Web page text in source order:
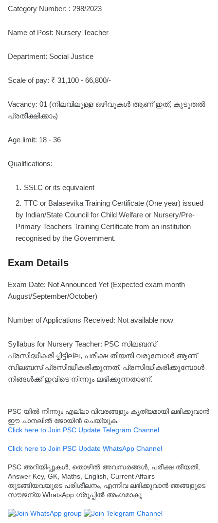
Category Number: : 298/2023
Name of Post: Nursery Teacher
Department: Social Justice
Scale of pay: ₹ 31,100 - 66,800/-
Vacancy: 01 (നിലവിലുള്ള ഒഴിവുകൾ ആണ് ഇത്, കൂടുതൽ
പ്രതീക്ഷിക്കാം)
Age limit: 18 - 36
Qualifications:
SSLC or its equivalent
TTC or Balasevika Training Certificate (One year) issued
by Indian/State Council for Child Welfare or Nursery/Pre-
Primary Teachers Training Certificate from an institution
recognised by the Government.
Exam Details
Exam Date: Not Announced Yet (Expected exam month
August/September/October)
Number of Applications Received: Not available now
Syllabus for Nursery Teacher: PSC സിലബസ്
പ്രസിദ്ധീകരിച്ചിട്ടില്ല, പരീക്ഷ തീയതി വരുമ്പോൾ ആണ്
സിലബസ് പ്രസിദ്ധീകരിക്കുന്നത്. പ്രസിദ്ധീകരിക്കുമ്പോൾ
നിങ്ങൾക്ക് ഇവിടെ നിന്നും ലഭിക്കുന്നതാണ്.
PSC യിൽ നിന്നും എല്ലാ വിവരങ്ങളും കൃത്യമായി ലഭിക്കുവാൻ
ഈ ചാനലിൽ ജോയിൻ ചെയ്യുക.
Click here to Join PSC Update Telegram Channel
Click here to Join PSC Update WhatsApp Channel
PSC അറിയിപ്പുകൾ, തൊഴിൽ അവസരങ്ങൾ, പരീക്ഷ തീയതി,
Answer Key, GK, Maths, English, Current Affairs
തുടങ്ങിയവയുടെ പരിശീലനം, എന്നിവ ലഭിക്കുവാൻ ഞങ്ങളുടെ
സൗജന്യ WhatsApp ഗ്രൂപ്പിൽ അംഗമാകൂ